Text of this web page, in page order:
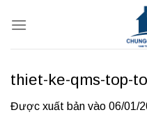
qua
thiet-ke-qms-top-
Được xuất bản vào 06/01/